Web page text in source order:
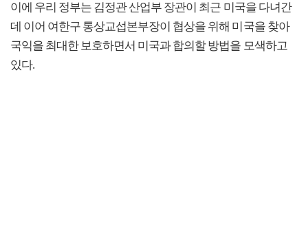
이에 우리 정부는 김정관 산업부 장관이 최근 미국을 다녀간
데 이어 여한구 통상교섭본부장이 협상을 위해 미국을 찾아
국익을 최대한 보호하면서 미국과 합의할 방법을 모색하고
있다.